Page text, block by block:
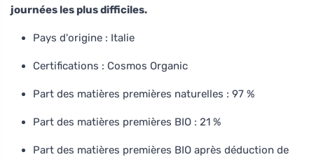
journées les plus difficiles.
Pays d'origine : Italie
Certifications : Cosmos Organic
Part des matières premières naturelles : 97 %
Part des matières premières BIO : 21 %
Part des matières premières BIO après déduction de